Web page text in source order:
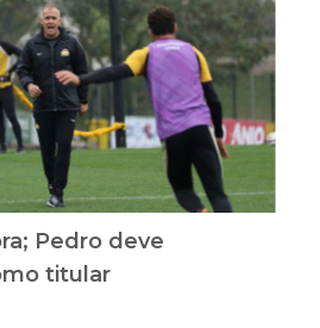
Pedro deve
titular